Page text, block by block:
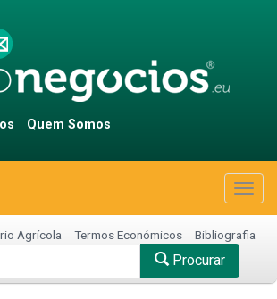
Quem Somos
Agrícola Termos Económicos Bibliografia
Procurar